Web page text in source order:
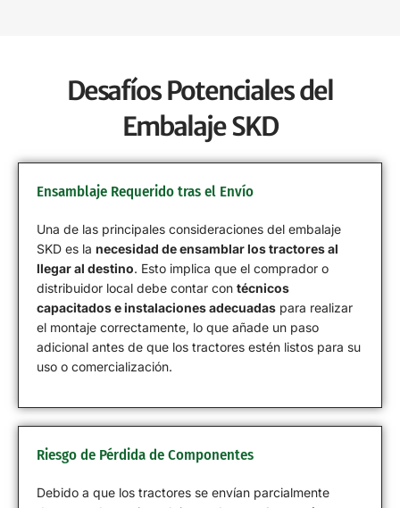
Desafíos Potenciales del
Embalaje SKD
Ensamblaje Requerido tras el Envío
Una de las principales consideraciones del embalaje
SKD es la necesidad de ensamblar los tractores al
llegar al destino. Esto implica que el comprador o
distribuidor local debe contar con técnicos
capacitados e instalaciones adecuadas para realizar
el montaje correctamente, lo que añade un paso
adicional antes de que los tractores estén listos para su
uso o comercialización.
Riesgo de Pérdida de Componentes
Debido a que los tractores se envían parcialmente